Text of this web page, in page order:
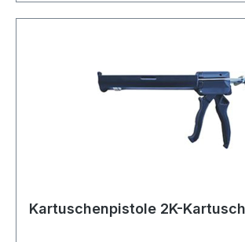
Kartuschenpistole 2K-